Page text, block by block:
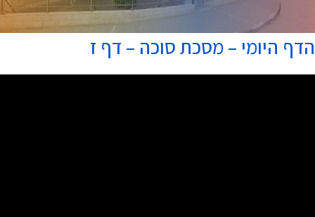
הדף היומי – מסכת סוכה – דף ז